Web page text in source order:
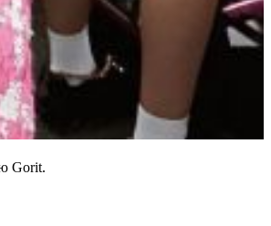
Gorit.